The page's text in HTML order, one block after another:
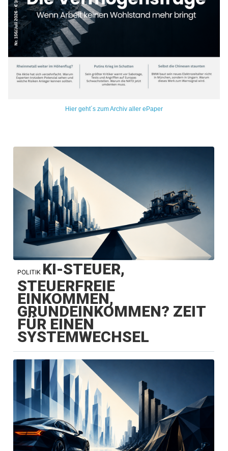
Hier geht´s zum Archiv aller ePaper
POLITIK KI-STEUER,
STEUERFREIE
EINKOMMEN,
GRUNDEINKOMMEN? ZEIT
FÜR EINEN
SYSTEMWECHSEL